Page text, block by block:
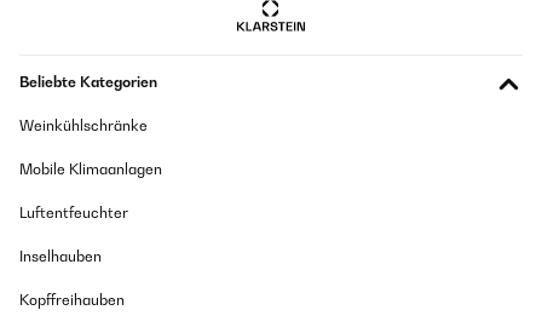
Beliebte Kategorien
Weinkühlschränke
Mobile Klimaanlagen
Luftentfeuchter
Inselhauben
Kopffreihauben